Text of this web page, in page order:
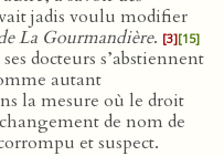
jadis voulu modifier
La Gourmandière. [3][15]
docteurs s’abstiennent
autant
la mesure où le droit
de nom de
et suspect.